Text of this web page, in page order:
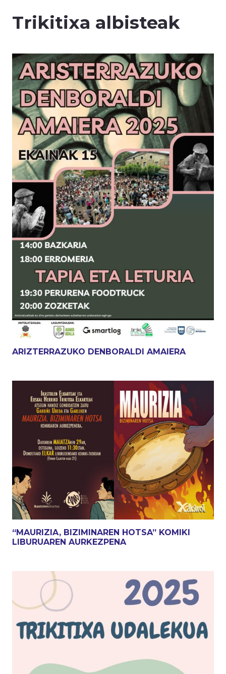
Trikitixa albisteak
ARIZTERRAZUKO DENBORALDI AMAIERA
“MAURIZIA, BIZIMINAREN HOTSA” KOMIKI
LIBURUAREN AURKEZPENA